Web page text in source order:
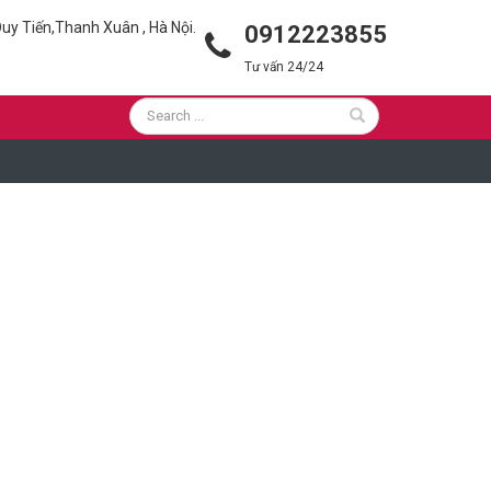
Tiến,Thanh Xuân , Hà Nội. 0912223855
Tư vấn 24/24